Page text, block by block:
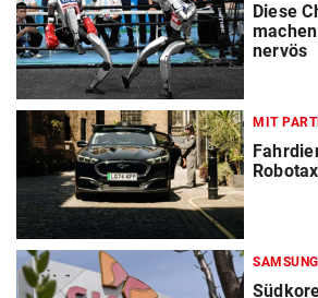
Diese
nervös
MIT